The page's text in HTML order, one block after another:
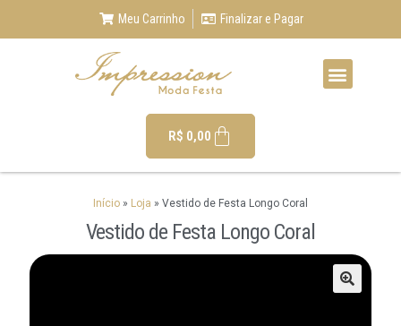
Meu Carrinho Finalizar e Pagar
R$ 0,00
Início » Loja » Vestido de Festa Longo Coral
Vestido de Festa Longo Coral